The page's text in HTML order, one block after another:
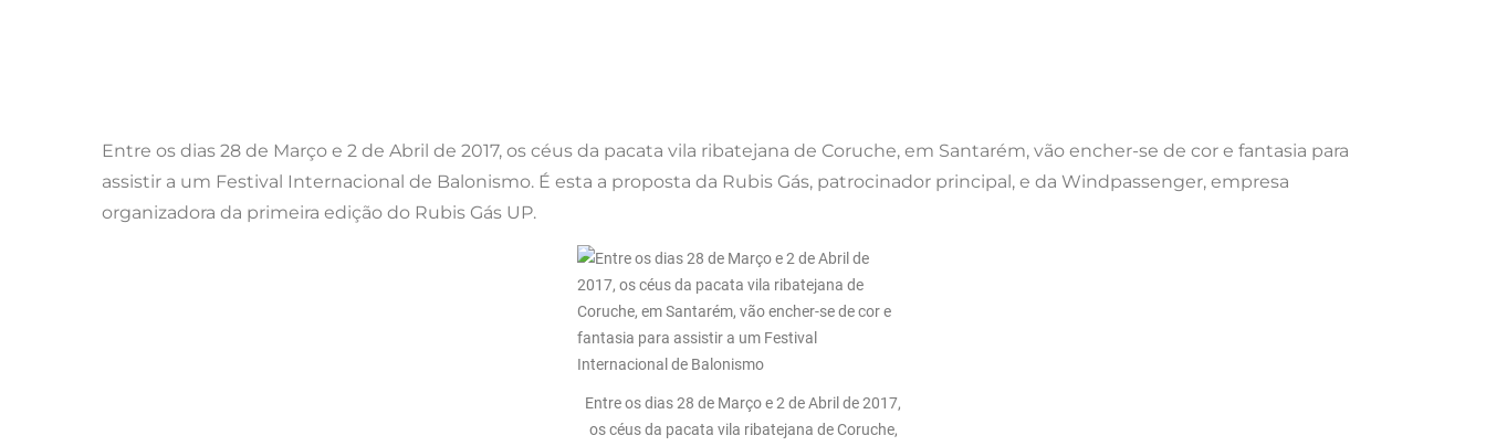
Entre os dias 28 de Março e 2 de Abril de 2017, os céus da pacata vila ribatejana de Coruche, em Santarém, vão encher-se de cor e fantasia para
assistir a um Festival Internacional de Balonismo. É esta a proposta da Rubis Gás, patrocinador principal, e da Windpassenger, empresa
organizadora da primeira edição do Rubis Gás UP.
Entre os dias 28 de Março e 2 de Abril de 2017,
os céus da pacata vila ribatejana de Coruche,